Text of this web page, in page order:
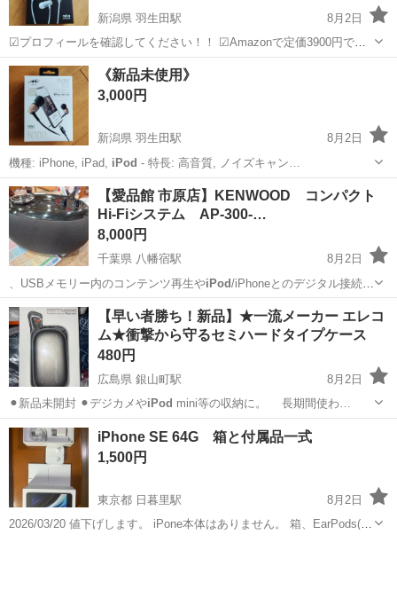
新潟県 羽生田駅
8月2日
☑プロフィールを確認してください！！ ☑Amazonで定価3900円で売
ってます！ ☑箱に傷等があります。
新潟 新潟市 羽生田駅 携帯アクセサリー
《新品未使用》
3,000円
新潟県 羽生田駅
8月2日
機種: iPhone, iPad, iPod - 特長: 高音質, ノイズキャン…
新潟 新潟市 羽生田駅 携帯アクセサリー Lightning
【愛品館 市原店】KENWOOD コンパクト
Hi-Fiシステム AP-300-…
8,000円
千葉県 八幡宿駅
8月2日
、USBメモリー内のコンテンツ再生やiPod/iPhoneとのデジタル接続に
よる…
千葉 市原市 八幡宿駅 オーディオ 商品
【早い者勝ち！新品】★一流メーカー エレコ
ム★衝撃から守るセミハードタイプケース
480円
広島県 銀山町駅
8月2日
⚫︎新品未開封 ⚫︎デジカメやiPod mini等の収納に。 長期間使わ…
広島 広島市 その他 エレコム
iPhone SE 64G 箱と付属品一式
1,500円
東京都 日暮里駅
8月2日
2026/03/20 値下げします。 iPone本体はありません。 箱、EarPods(ラ